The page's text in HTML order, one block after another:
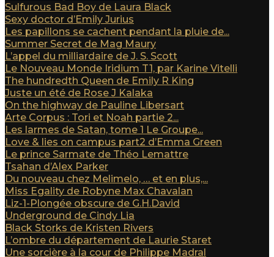
Sulfurous Bad Boy de Laura Black
Sexy doctor d’Emily Jurius
Les papillons se cachent pendant la pluie de...
Summer Secret de Mag Maury
L’appel du milliardaire de J. S. Scott
Le Nouveau Monde Iridium T1, par Karine Vitelli
The hundredth Queen de Emily R King
Juste un été de Rose J Kalaka
On the highway de Pauline Libersart
Arte Corpus : Tori et Noah partie 2...
Les larmes de Satan, tome 1 Le Groupe...
Love & lies on campus part2 d’Emma Green
Le prince Sarmate de Théo Lemattre
Tsahan d’Alex Parker
Du nouveau chez Melimelo, … et en plus,...
Miss Egality de Robyne Max Chavalan
Liz-1-Plongée obscure de G.H.David
Underground de Cindy Lia
Black Storks de Kristen Rivers
L’ombre du département de Laurie Staret
Une sorcière à la cour de Philippe Madral